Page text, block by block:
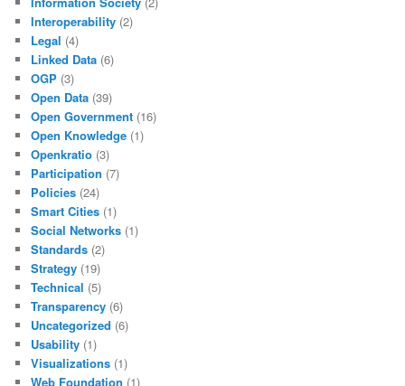
Interoperability (2)
Legal (4)
Linked Data (6)
OGP (3)
Open Data (39)
Open Government (16)
Open Knowledge (1)
Openkratio (3)
Participation (7)
Policies (24)
Smart Cities (1)
Social Networks (1)
Standards (2)
Strategy (19)
Technical (5)
Transparency (6)
Uncategorized (6)
Usability (1)
Visualizations (1)
Web Foundation (1)